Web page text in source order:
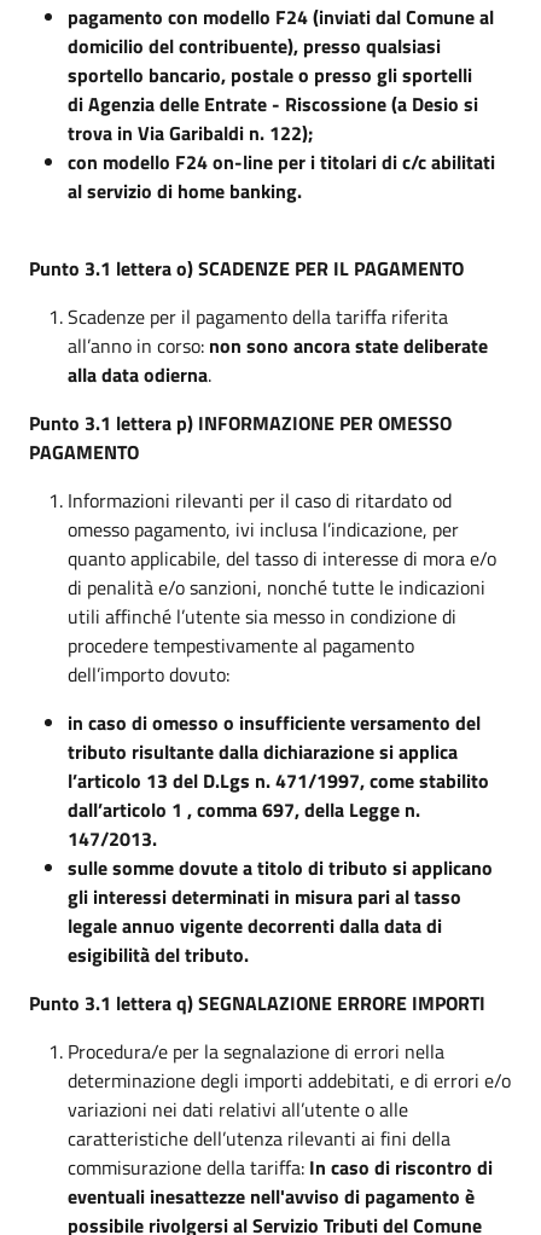
pagamento con modello F24 (inviati dal Comune al
domicilio del contribuente), presso qualsiasi
sportello bancario, postale o presso gli sportelli
di Agenzia delle Entrate - Riscossione (a Desio si
trova in Via Garibaldi n. 122);
con modello F24 on-line per i titolari di c/c abilitati
al servizio di home banking.
Punto 3.1 lettera o) SCADENZE PER IL PAGAMENTO
Scadenze per il pagamento della tariffa riferita
all’anno in corso: non sono ancora state deliberate
alla data odierna.
Punto 3.1 lettera p) INFORMAZIONE PER OMESSO
PAGAMENTO
Informazioni rilevanti per il caso di ritardato od
omesso pagamento, ivi inclusa l’indicazione, per
quanto applicabile, del tasso di interesse di mora e/o
di penalità e/o sanzioni, nonché tutte le indicazioni
utili affinché l’utente sia messo in condizione di
procedere tempestivamente al pagamento
dell’importo dovuto:
in caso di omesso o insufficiente versamento del
tributo risultante dalla dichiarazione si applica
l’articolo 13 del D.Lgs n. 471/1997, come stabilito
dall’articolo 1 , comma 697, della Legge n.
147/2013.
sulle somme dovute a titolo di tributo si applicano
gli interessi determinati in misura pari al tasso
legale annuo vigente decorrenti dalla data di
esigibilità del tributo.
Punto 3.1 lettera q) SEGNALAZIONE ERRORE IMPORTI
Procedura/e per la segnalazione di errori nella
determinazione degli importi addebitati, e di errori e/o
variazioni nei dati relativi all’utente o alle
caratteristiche dell’utenza rilevanti ai fini della
commisurazione della tariffa: In caso di riscontro di
eventuali inesattezze nell'avviso di pagamento è
possibile rivolgersi al Servizio Tributi del Comune